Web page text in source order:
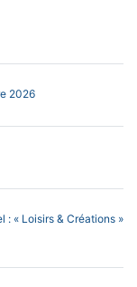
2026
: « Loisirs & Créations »